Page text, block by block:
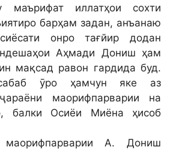
маърифат иллатҳои сохти
барҳам задан, анъанаю
онро тағйир додан
Аҳмади Дониш ҳам
мақсад равон гардида буд.
ӯро ҳамчун яке аз
маорифпарварии на
балки Осиёи Миёна ҳисоб
А. Дониш